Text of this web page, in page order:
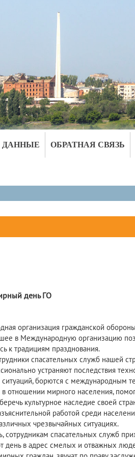
ОБРАТНАЯ СВЯЗЬ
день ГО
организация гражданской
в Международную организацию
к традициям празднования.
спасательных служб нашей
устраняют последствия
борются с международным
отношении мирного населения,
культурное наследие своей
работой среди
чрезвычайных ситуациях.
сотрудникам спасательных служб
день в адрес смелых и отважных